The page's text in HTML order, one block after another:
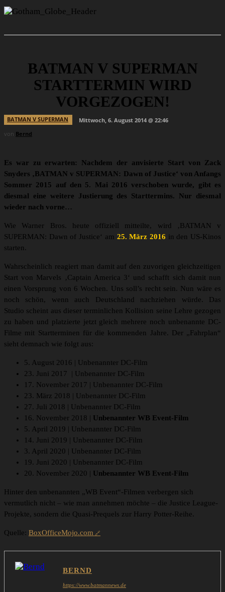
BATMAN V SUPERMAN
STARTTERMIN WIRD
VORGEZOGEN!
BATMAN V SUPERMAN
Mittwoch, 6. August 2014 @ 22:46
von Bernd
Es war zu erwarten: Nachdem der anvisierte Start von Zack
Snyders ‚BATMAN v SUPERMAN: Dawn of Justice‘ von Anfangs
Sommer 2015 auf den 5. Mai 2016 verschoben wurde, gibt es
diesmal eine weitere Justierung des Starttermins. Nur diesmal
wieder nach vorne…
Wie Warner Bros. heute offiziell mitteilte, wird ‚BATMAN v
SUPERMAN: Dawn of Justice‘ am 25. März 2016 in den US-Kinos
starten.
Wahrscheinlich reagiert man damit auf den zuvorigen gleichzeitigen
Start von Marvels ‚Captain America 3‘ und schafft sich damit nun
einen Vorsprung von 6 Wochen. Uns soll’s recht sein. Nun wäre es
noch schön, wenn auch Deutschland nachziehen würde. Das
Studio scheint aus dieser terminlichen Kollision seine Lehre gezogen
zu haben und platzierte jetzt gleich mehrere noch unbenannte DC-
Filme mit Startterminen für die kommenden Jahre. Der „Fahrplan“
sieht demnach wie folgt aus:
5. August 2016 | Unbenannter DC-Film
23. Juni 2017 | Unbenannter DC-Film
17. November 2017 | Unbenannter DC-Film
23. März 2018 | Unbenannter DC-Film
27. Juli 2018 | Unbenannter DC-Film
16. November 2018 | Unbenannter WB Event-Film
5. April 2019 | Unbenannter DC-Film
14. Juni 2019 | Unbenannter DC-Film
3. April 2020 | Unbenannter DC-Film
19. Juni 2020 | Unbenannter DC-Film
20. November 2020 | Unbenannter WB Event-Film
Hinter den unbenannten „WB Event“-Filmen verbergen sich
vermutlich nicht – wie man annehmen möchte – die Justice League-
Projekte, sondern die Quasi-Prequels zur Harry Potter-Reihe.
Quelle: BoxOfficeMojo.com
BERND
https://www.batmannews.de